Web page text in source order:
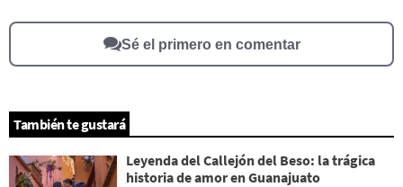
Otro
Sé el primero en comentar
También te gustará
Leyenda del Callejón del Beso: la trágica
historia de amor en Guanajuato